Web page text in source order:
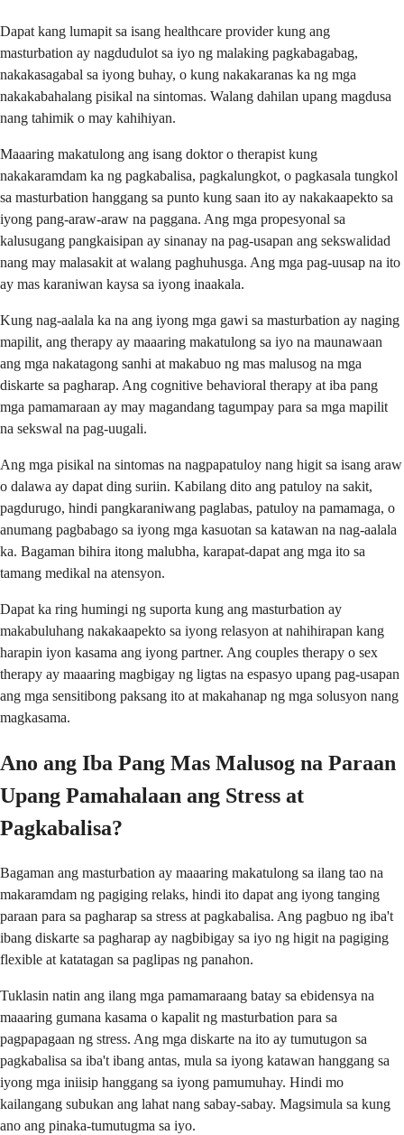
Dapat kang lumapit sa isang healthcare provider kung ang
masturbation ay nagdudulot sa iyo ng malaking pagkabagabag,
nakakasagabal sa iyong buhay, o kung nakakaranas ka ng mga
nakakabahalang pisikal na sintomas. Walang dahilan upang magdusa
nang tahimik o may kahihiyan.
Maaaring makatulong ang isang doktor o therapist kung
nakakaramdam ka ng pagkabalisa, pagkalungkot, o pagkasala tungkol
sa masturbation hanggang sa punto kung saan ito ay nakakaapekto sa
iyong pang-araw-araw na paggana. Ang mga propesyonal sa
kalusugang pangkaisipan ay sinanay na pag-usapan ang sekswalidad
nang may malasakit at walang paghuhusga. Ang mga pag-uusap na ito
ay mas karaniwan kaysa sa iyong inaakala.
Kung nag-aalala ka na ang iyong mga gawi sa masturbation ay naging
mapilit, ang therapy ay maaaring makatulong sa iyo na maunawaan
ang mga nakatagong sanhi at makabuo ng mas malusog na mga
diskarte sa pagharap. Ang cognitive behavioral therapy at iba pang
mga pamamaraan ay may magandang tagumpay para sa mga mapilit
na sekswal na pag-uugali.
Ang mga pisikal na sintomas na nagpapatuloy nang higit sa isang araw
o dalawa ay dapat ding suriin. Kabilang dito ang patuloy na sakit,
pagdurugo, hindi pangkaraniwang paglabas, patuloy na pamamaga, o
anumang pagbabago sa iyong mga kasuotan sa katawan na nag-aalala
ka. Bagaman bihira itong malubha, karapat-dapat ang mga ito sa
tamang medikal na atensyon.
Dapat ka ring humingi ng suporta kung ang masturbation ay
makabuluhang nakakaapekto sa iyong relasyon at nahihirapan kang
harapin iyon kasama ang iyong partner. Ang couples therapy o sex
therapy ay maaaring magbigay ng ligtas na espasyo upang pag-usapan
ang mga sensitibong paksang ito at makahanap ng mga solusyon nang
magkasama.
Ano ang Iba Pang Mas Malusog na Paraan
Upang Pamahalaan ang Stress at
Pagkabalisa?
Bagaman ang masturbation ay maaaring makatulong sa ilang tao na
makaramdam ng pagiging relaks, hindi ito dapat ang iyong tanging
paraan para sa pagharap sa stress at pagkabalisa. Ang pagbuo ng iba't
ibang diskarte sa pagharap ay nagbibigay sa iyo ng higit na pagiging
flexible at katatagan sa paglipas ng panahon.
Tuklasin natin ang ilang mga pamamaraang batay sa ebidensya na
maaaring gumana kasama o kapalit ng masturbation para sa
pagpapagaan ng stress. Ang mga diskarte na ito ay tumutugon sa
pagkabalisa sa iba't ibang antas, mula sa iyong katawan hanggang sa
iyong mga iniisip hanggang sa iyong pamumuhay. Hindi mo
kailangang subukan ang lahat nang sabay-sabay. Magsimula sa kung
ano ang pinaka-tumutugma sa iyo.